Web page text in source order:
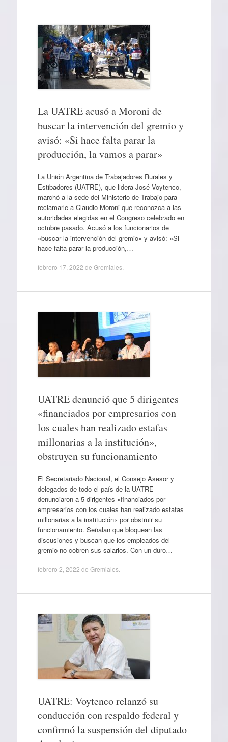
La UATRE acusó a Moroni de
buscar la intervención del gremio y
avisó: «Si hace falta parar la
producción, la vamos a parar»
La Unión Argentina de Trabajadores Rurales y
Estibadores (UATRE), que lidera José Voytenco,
marchó a la sede del Ministerio de Trabajo para
reclamarle a Claudio Moroni que reconozca a las
autoridades elegidas en el Congreso celebrado en
octubre pasado. Acusó a los funcionarios de
«buscar la intervención del gremio» y avisó: «Si
hace falta parar la producción,…
febrero 17, 2022 de Gremiales.
UATRE denunció que 5 dirigentes
«financiados por empresarios con
los cuales han realizado estafas
millonarias a la institución»,
obstruyen su funcionamiento
El Secretariado Nacional, el Consejo Asesor y
delegados de todo el país de la UATRE
denunciaron a 5 dirigentes «financiados por
empresarios con los cuales han realizado estafas
millonarias a la institución« por obstruir su
funcionamiento. Señalan que bloquean las
discusiones y buscan que los empleados del
gremio no cobren sus salarios. Con un duro…
febrero 2, 2022 de Gremiales.
UATRE: Voytenco relanzó su
conducción con respaldo federal y
confirmó la suspensión del diputado